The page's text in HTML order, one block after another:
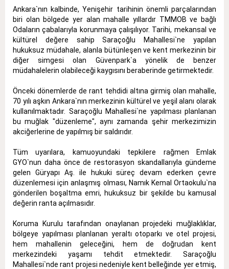
Ankara`nın kalbinde, Yenişehir tarihinin önemli parçalarından
biri olan bölgede yer alan mahalle yıllardır TMMOB ve bağlı
Odaların çabalarıyla korunmaya çalışılıyor. Tarihi, mekansal ve
kültürel değere sahip Saraçoğlu Mahallesi`ne yapılan
hukuksuz müdahale, alanla bütünleşen ve kent merkezinin bir
diğer simgesi olan Güvenpark`a yönelik de benzer
müdahalelerin olabileceği kaygısını beraberinde getirmektedir.
Önceki dönemlerde de rant tehdidi altına girmiş olan mahalle,
70 yılı aşkın Ankara`nın merkezinin kültürel ve yeşil alanı olarak
kullanılmaktadır. Saraçoğlu Mahallesi`ne yapılması planlanan
bu muğlak "düzenleme", aynı zamanda şehir merkezimizin
akciğerlerine de yapılmış bir saldırıdır.
Tüm uyarılara, kamuoyundaki tepkilere rağmen Emlak
GYO`nun daha önce de restorasyon skandallarıyla gündeme
gelen Güryapı Aş. ile hukuki süreç devam ederken çevre
düzenlemesi için anlaşmış olması, Namık Kemal Ortaokulu`na
gönderilen boşaltma emri, hukuksuz bir şekilde bu kamusal
değerin ranta açılmasıdır.
Koruma Kurulu tarafından onaylanan projedeki muğlaklıklar,
bölgeye yapılması planlanan yeraltı otoparkı ve otel projesi,
hem mahallenin geleceğini, hem de doğrudan kent
merkezindeki yaşamı tehdit etmektedir. Saraçoğlu
Mahallesi`nde rant projesi nedeniyle kent belleğinde yer etmiş,